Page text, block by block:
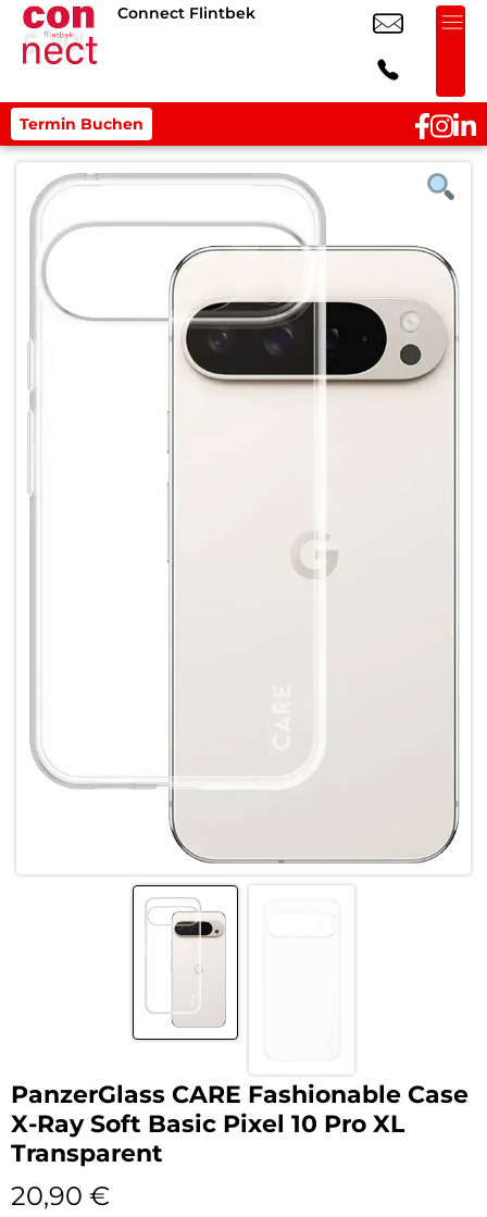
Connect Flintbek
Termin Buchen
PanzerGlass CARE Fashionable Case
X-Ray Soft Basic Pixel 10 Pro XL
Transparent
20,90 €